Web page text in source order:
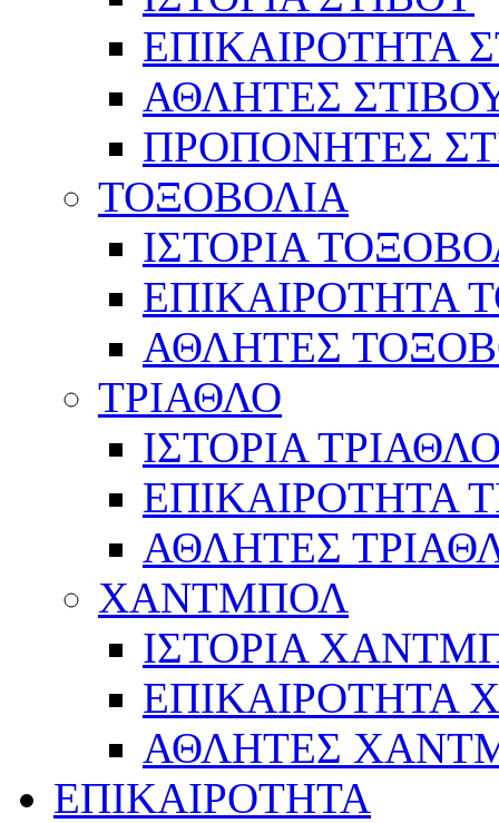
ΕΠΙΚΑΙΡΟΤΗΤΑ
ΑΘΛΗΤΕΣ
ΠΡΟΠΟΝΗΤΕΣ
ΤΟΞΟΒΟΛΙΑ
ΙΣΤΟΡΙΑ
ΕΠΙΚΑΙΡΟΤΗΤΑ
ΑΘΛΗΤΕΣ
ΤΡΙΑΘΛΟ
ΙΣΤΟΡΙΑ
ΕΠΙΚΑΙΡΟΤΗΤΑ
ΑΘΛΗΤΕΣ
ΧΑΝΤΜΠΟΛ
ΙΣΤΟΡΙΑ
ΕΠΙΚΑΙΡΟΤΗΤΑ
ΑΘΛΗΤΕΣ
ΕΠΙΚΑΙΡΟΤΗΤΑ